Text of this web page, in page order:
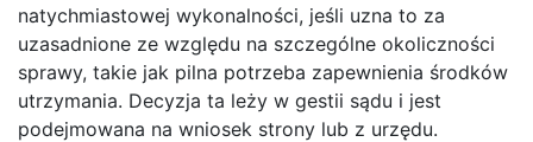
natychmiastowej wykonalności, jeśli uzna to za
uzasadnione ze względu na szczególne okoliczności
sprawy, takie jak pilna potrzeba zapewnienia środków
utrzymania. Decyzja ta leży w gestii sądu i jest
podejmowana na wniosek strony lub z urzędu.